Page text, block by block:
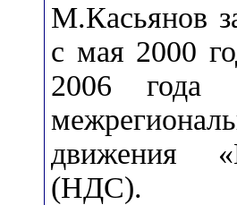
М.Касьянов
с мая 2000
2006 года
движения
(НДС).